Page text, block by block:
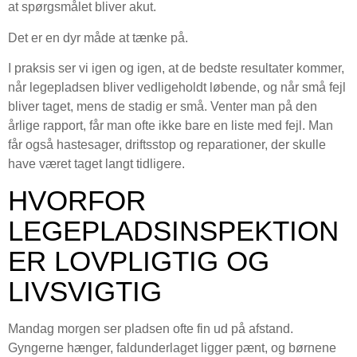
at spørgsmålet bliver akut.
Det er en dyr måde at tænke på.
I praksis ser vi igen og igen, at de bedste resultater kommer,
når legepladsen bliver vedligeholdt løbende, og når små fejl
bliver taget, mens de stadig er små. Venter man på den
årlige rapport, får man ofte ikke bare en liste med fejl. Man
får også hastesager, driftsstop og reparationer, der skulle
have været taget langt tidligere.
HVORFOR
LEGEPLADSINSPEKTION
ER LOVPLIGTIG OG
LIVSVIGTIG
Mandag morgen ser pladsen ofte fin ud på afstand.
Gyngerne hænger, faldunderlaget ligger pænt, og børnene